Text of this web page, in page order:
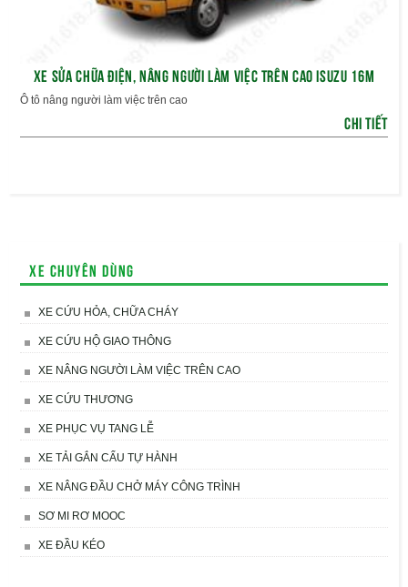
XE SỬA CHỮA ĐIỆN, NÂNG NGƯỜI LÀM VIỆC TRÊN CAO ISUZU 16M
Ô tô nâng người làm việc trên cao
CHI TIẾT
Xe chuyên dùng
XE CỨU HỎA, CHỮA CHÁY
XE CỨU HỘ GIAO THÔNG
XE NÂNG NGƯỜI LÀM VIỆC TRÊN CAO
XE CỨU THƯƠNG
XE PHỤC VỤ TANG LỄ
XE TẢI GẮN CẨU TỰ HÀNH
XE NÂNG ĐẦU CHỞ MÁY CÔNG TRÌNH
SƠ MI RƠ MOOC
XE ĐẦU KÉO